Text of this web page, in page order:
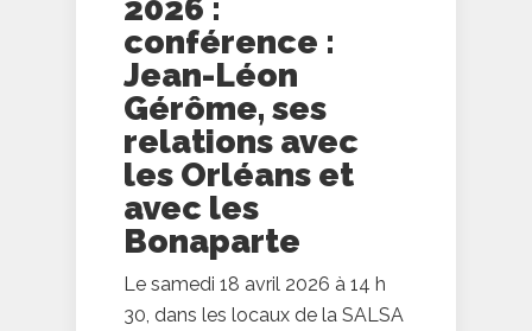
2026 :
conférence :
Jean-Léon
Gérôme, ses
relations avec
les Orléans et
avec les
Bonaparte
Le samedi 18 avril 2026 à 14 h
30, dans les locaux de la SALSA